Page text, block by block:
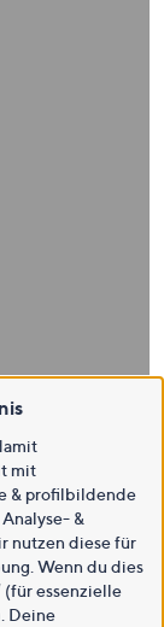
mit
& profilbildende
&
nutzen diese für
Wenn du dies
(für essenzielle
Deine